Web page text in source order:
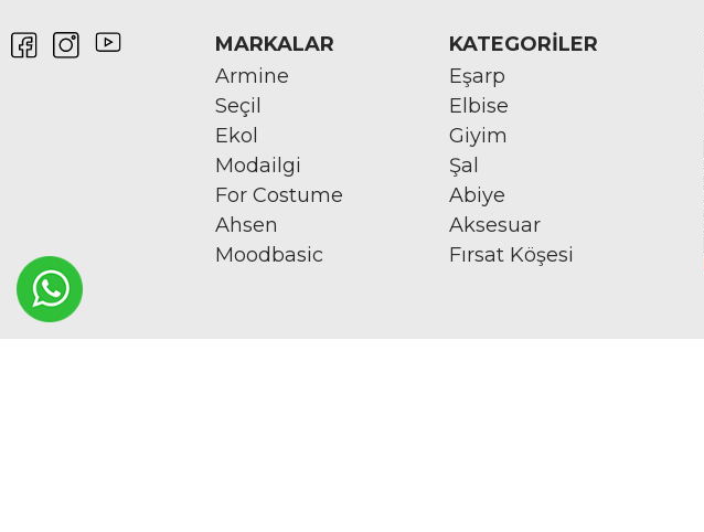
MARKALAR
Armine
Seçil
Ekol
Modailgi
For Costume
Ahsen
Moodbasic
KATEGORİLER
Eşarp
Elbise
Giyim
Şal
Abiye
Aksesuar
Fırsat Köşesi